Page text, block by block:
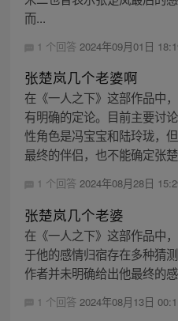
而...
1 个回答 2024年09月01日
张楚岚几个老婆啊
在《一人之下》这部作品中
有明确的定论。目前主要讨
性角色是冯宝宝和陆玲珑，
最终的伴侣，也不能确定张
1 个回答 2024年08月28日
张楚岚几个老婆
在《一人之下》这部作品中
于他的感情归宿存在多种猜
作者并未明确给出他最终的感
1 个回答 2024年08月13日